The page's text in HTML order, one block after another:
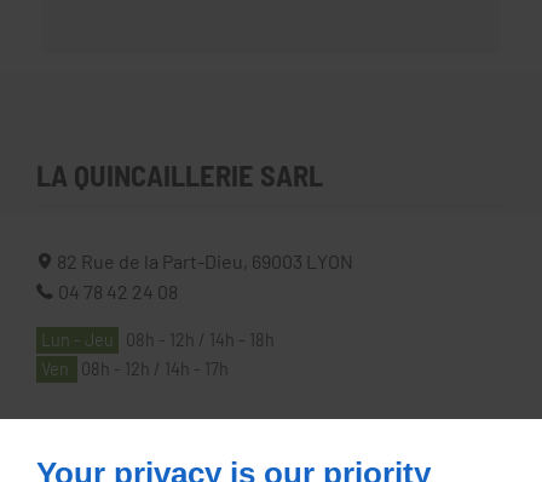
LA QUINCAILLERIE SARL
82 Rue de la Part-Dieu, 69003
LYON
04 78 42 24 08
Lun - Jeu
08h - 12h / 14h - 18h
Ven
08h - 12h / 14h - 17h
À PROPOS
Your privacy is our priority